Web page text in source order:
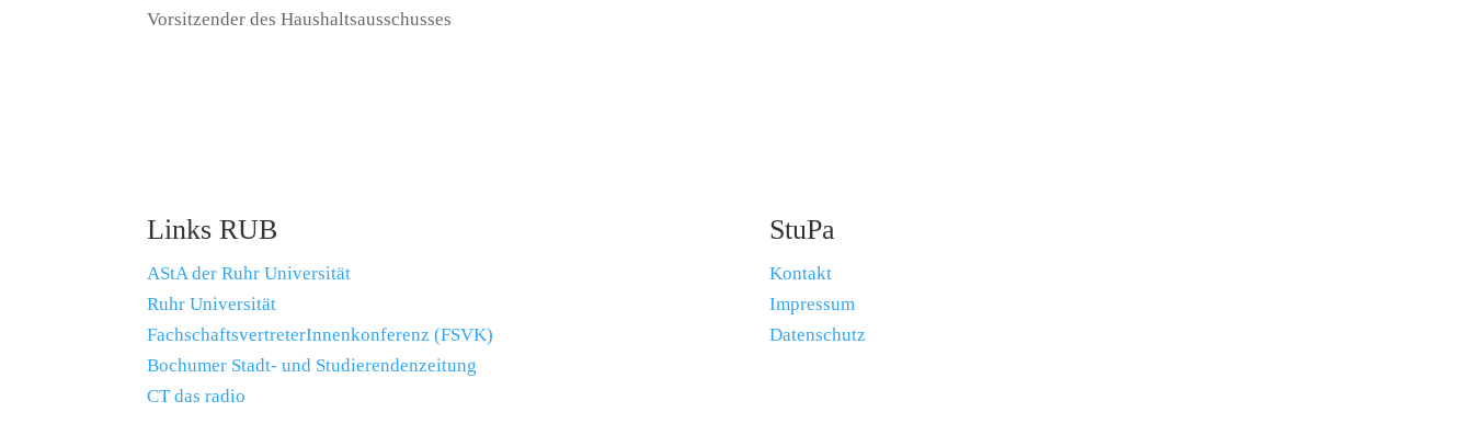
Vorsitzender des Haushaltsausschusses
Links RUB
AStA der Ruhr Universität
Ruhr Universität
FachschaftsvertreterInnenkonferenz (FSVK)
Bochumer Stadt- und Studierendenzeitung
CT das radio
StuPa
Kontakt
Impressum
Datenschutz